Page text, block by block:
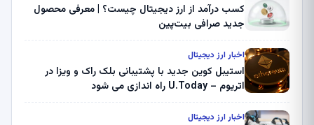
کسب درآمد از ارز دیجیتال چیست؟ | معرفی محصول
جدید صرافی بیت‌پین
اخبار ارز دیجیتال
استیبل کوین جدید با پشتیبانی بلک راک و ویزا در
اتریوم – U.Today راه اندازی می شود
اخبار ارز دیجیتال